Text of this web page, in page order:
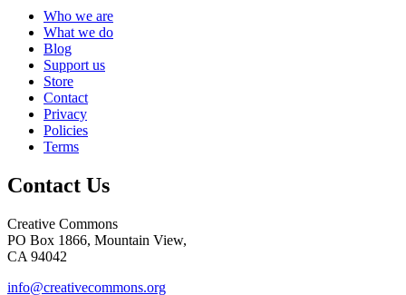
Who we are
What we do
Blog
Support us
Store
Contact
Privacy
Policies
Terms
Contact Us
Creative Commons
PO Box 1866, Mountain View,
CA 94042
info@creativecommons.org